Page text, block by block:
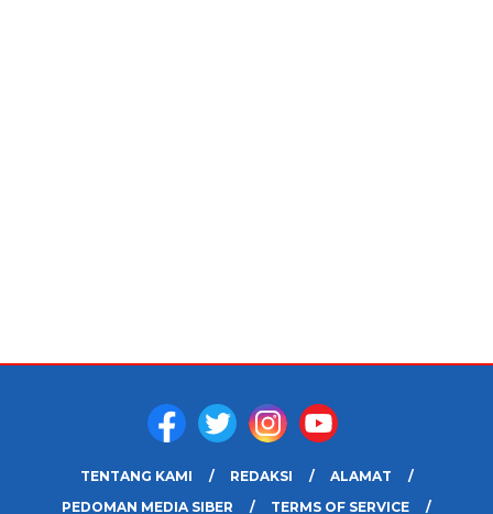
TENTANG KAMI REDAKSI
ALAMAT
PEDOMAN MEDIA SIBER
TERMS OF SERVICE